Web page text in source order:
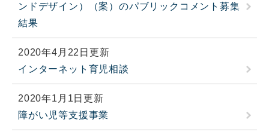
ンドデザイン）（案）のパブリックコメント募集
結果
2020年4月22日更新
インターネット育児相談
2020年1月1日更新
障がい児等支援事業